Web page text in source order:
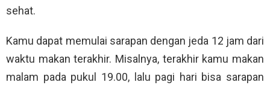
sehat.
Kamu dapat memulai sarapan dengan jeda 12 jam dari
waktu makan terakhir. Misalnya, terakhir kamu makan
malam pada pukul 19.00, lalu pagi hari bisa sarapan